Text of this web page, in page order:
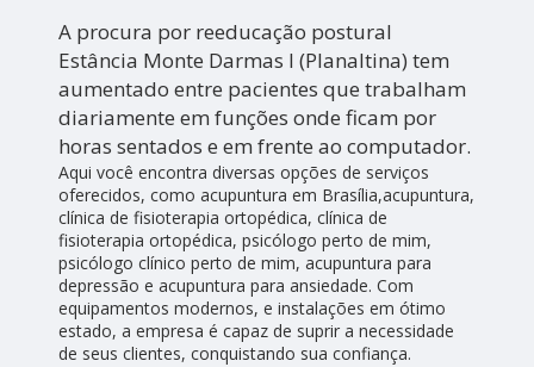
A procura por reeducação postural
Estância Monte Darmas I (Planaltina) tem
aumentado entre pacientes que trabalham
diariamente em funções onde ficam por
horas sentados e em frente ao computador.
Aqui você encontra diversas opções de serviços
oferecidos, como acupuntura em Brasília,acupuntura,
clínica de fisioterapia ortopédica, clínica de
fisioterapia ortopédica, psicólogo perto de mim,
psicólogo clínico perto de mim, acupuntura para
depressão e acupuntura para ansiedade. Com
equipamentos modernos, e instalações em ótimo
estado, a empresa é capaz de suprir a necessidade
de seus clientes, conquistando sua confiança.